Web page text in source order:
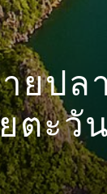
ยปล
ตะวั